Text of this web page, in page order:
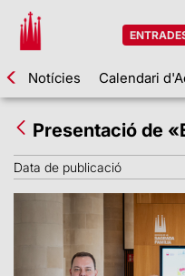
Notícies Calendari
Presentació de
Data de publicació